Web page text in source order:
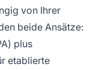
von Ihrer
beide Ansätze:
plus
etablierte